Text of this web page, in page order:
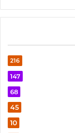
216
147
68
45
10